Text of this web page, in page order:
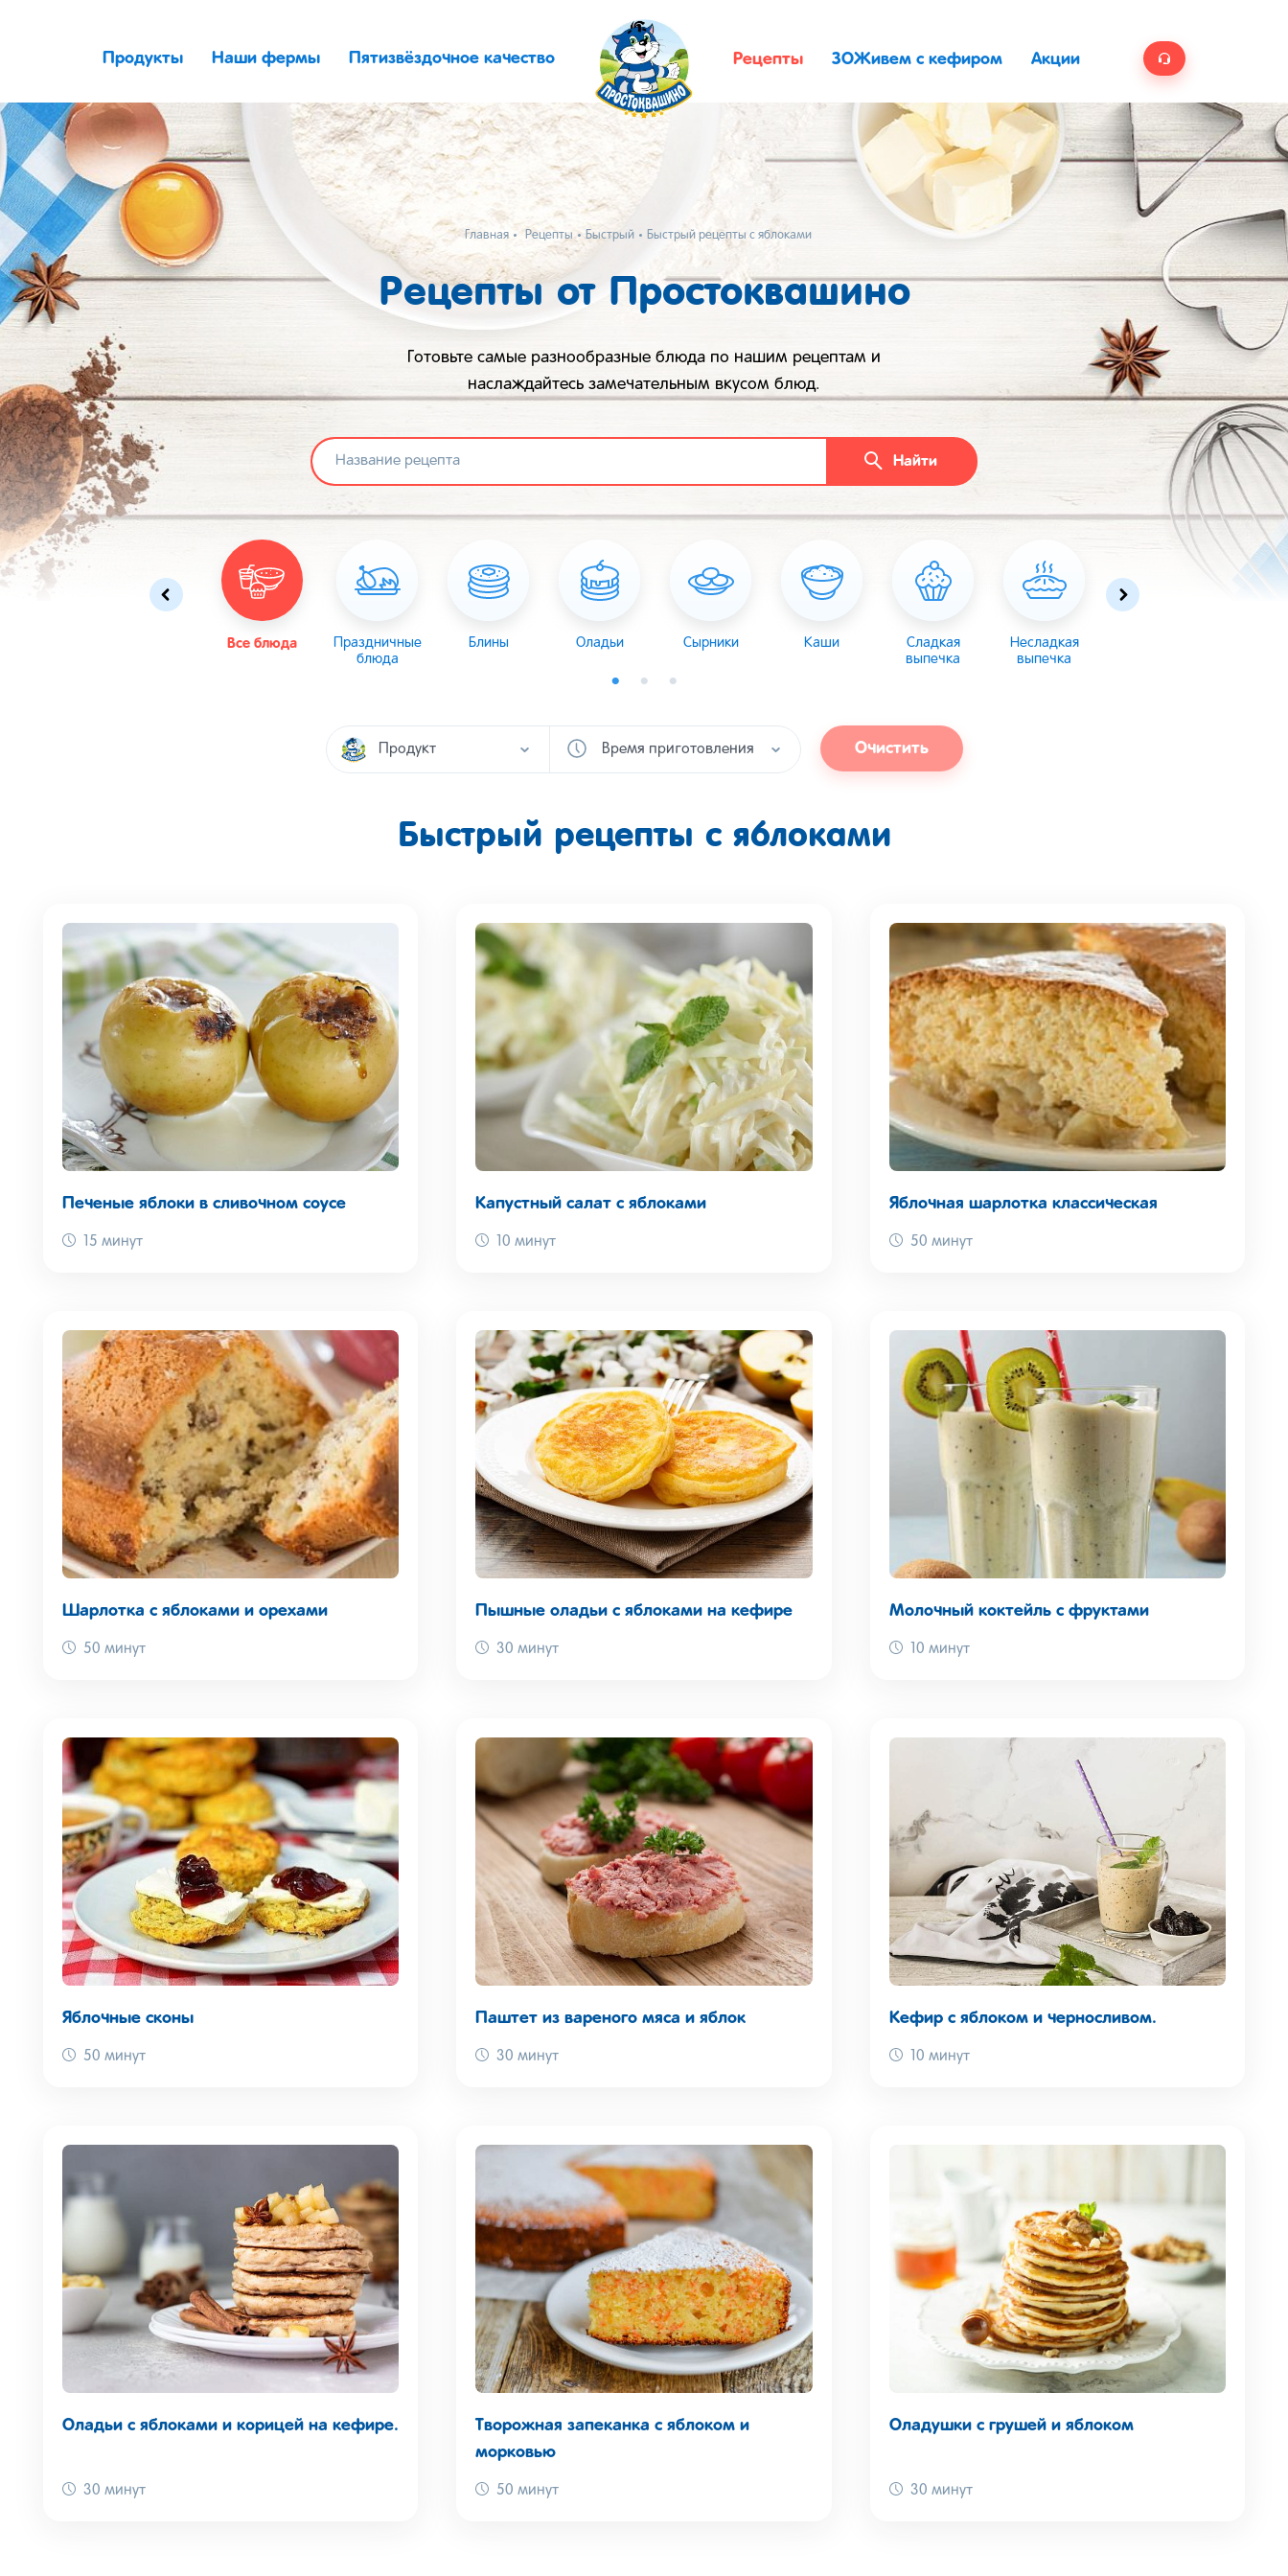
Продукты Наши фермы Пятизвёздочное качество Рецепты ЗОЖивем с кефиром Акции
Главная Рецепты Быстрый Быстрый рецепты с яблоками
Рецепты от Простоквашино
Готовьте самые разнообразные блюда по нашим рецептам и
наслаждайтесь замечательным вкусом блюд.
Найти
Все блюда
Пасха
Праздничные
блюда
Блины Оладьи Сырники Каши
Сладкая
выпечка
Несладкая
выпечка
Продукт Время приготовления Очистить
Быстрый рецепты с яблоками
Печеные яблоки в сливочном соусе
15 минут
Капустный салат с яблоками
10 минут
Яблочная шарлотка классическая
50 минут
Шарлотка с яблоками и орехами
50 минут
Пышные оладьи с яблоками на кефире
30 минут
Молочный коктейль с фруктами
10 минут
Яблочные сконы
50 минут
Паштет из вареного мяса и яблок
30 минут
Кефир с яблоком и черносливом.
10 минут
Оладьи с яблоками и корицей на кефире.
30 минут
Творожная запеканка с яблоком и
морковью
50 минут
Оладушки с грушей и яблоком
30 минут